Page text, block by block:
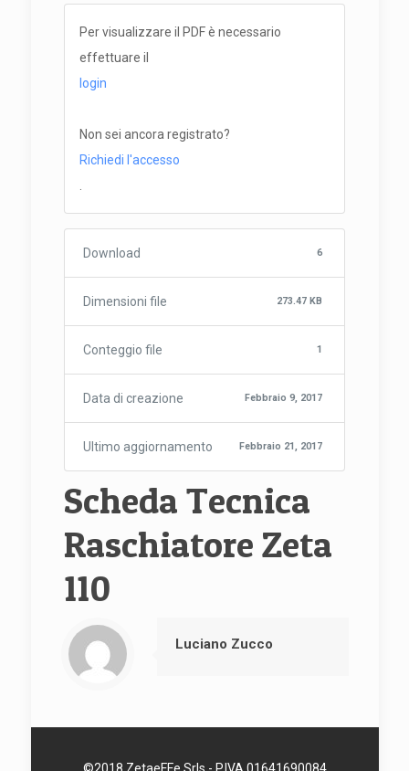
Per visualizzare il PDF è necessario
effettuare il
login
Non sei ancora registrato?
Richiedi l'accesso
Download 6
Dimensioni file 273.47 KB
Conteggio file 1
Data di creazione Febbraio 9, 2017
Ultimo aggiornamento Febbraio 21, 2017
Scheda Tecnica
Raschiatore Zeta
110
Luciano Zucco